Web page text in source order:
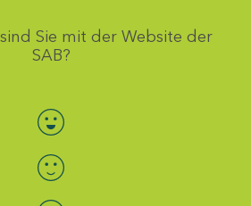
Sie mit der Website der
SAB?
Bewertung auswählen